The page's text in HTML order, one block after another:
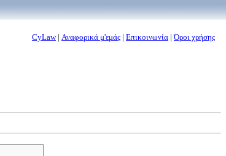
CyLaw| Αναφορικά μ'εμάς | Επικοινωνία |Όροι χρήσης